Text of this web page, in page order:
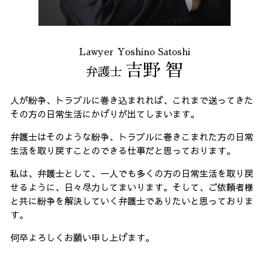
Lawyer Yoshino Satoshi
弁護士 吉野 智
人が紛争、トラブルに巻き込まれれば、これまで送ってきた
その方の日常生活にかげりが出てしまいます。
弁護士はそのような紛争、トラブルに巻きこまれた方の日常
生活を取り戻すことのできる仕事だと思っております。
私は、弁護士として、一人でも多くの方の日常生活を取り戻
せるように、日々尽力してまいります。そして、ご依頼者様
と共に紛争を解決していく弁護士でありたいと思っておりま
す。
何卒よろしくお願い申し上げます。